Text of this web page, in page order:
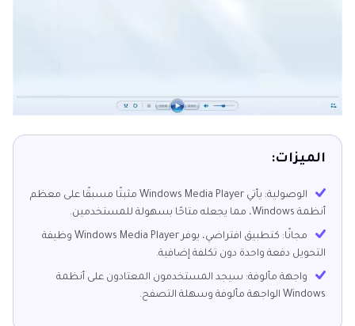
الميزات:
الوصولية: يأتي Windows Media Player مثبتًا مسبقًا على معظم
أنظمة Windows، مما يجعله متاحًا بسهولة للمستخدمين.
مجانًا: كتطبيق افتراضي، يوفر Windows Media Player وظيفة
التحويل دفعة واحدة دون تكلفة إضافية.
واجهة مألوفة: سيجد المستخدمون المعتادون على أنظمة
Windows الواجهة مألوفة وسهلة التصفح.